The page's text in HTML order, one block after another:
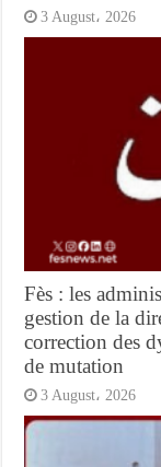
3 August، 2026
Fès : les
gestion de la
correction des
de mutation
3 August، 2026